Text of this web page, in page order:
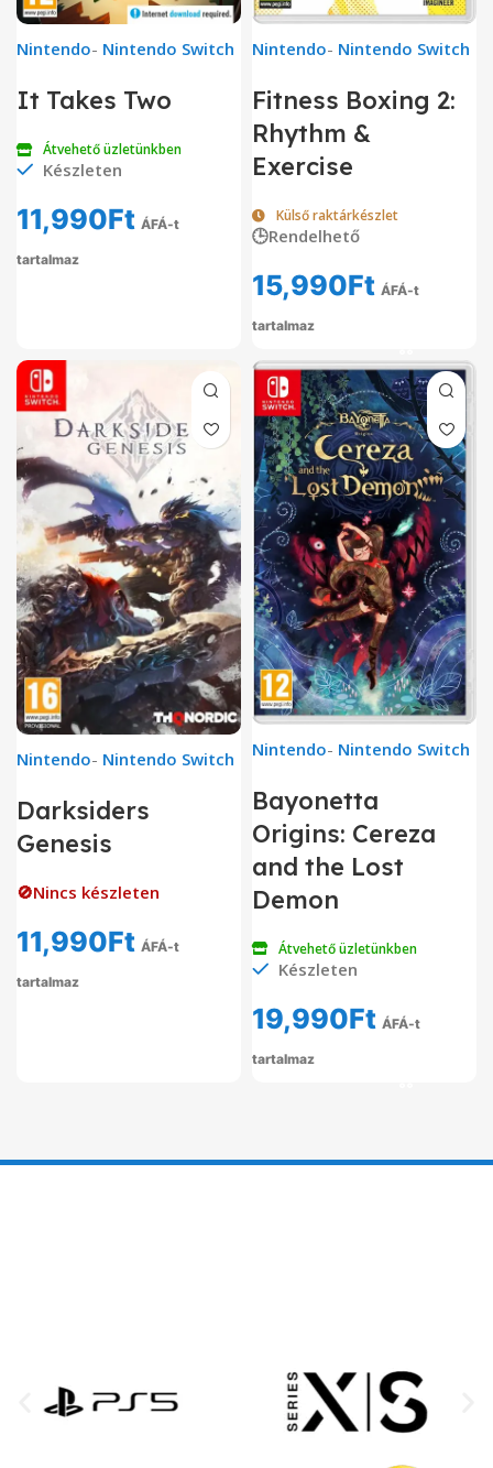
Nintendo- Nintendo Switch
It Takes Two
Átvehető üzletünkben
Készleten
11,990Ft ÁFÁ-t
tartalmaz
Nintendo- Nintendo Switch
Fitness Boxing 2:
Rhythm &
Exercise
Külső raktárkészlet
🕒Rendelhető
15,990Ft ÁFÁ-t
tartalmaz
Nintendo- Nintendo Switch
Darksiders
Genesis
🚫Nincs készleten
11,990Ft ÁFÁ-t
tartalmaz
Nintendo- Nintendo Switch
Bayonetta
Origins: Cereza
and the Lost
Demon
Átvehető üzletünkben
Készleten
19,990Ft ÁFÁ-t
tartalmaz